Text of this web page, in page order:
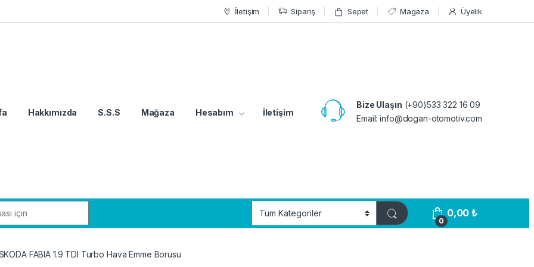
İletişim Sipariş Sepet Magaza Üyelik
Hakkımızda S.S.S Mağaza Hesabım İletişim
Bize Ulaşın (+90)533 322 16 09
Email:info@dogan-otomotiv.com
0
0,00₺
FABIA 1.9 TDI Turbo Hava Emme Borusu